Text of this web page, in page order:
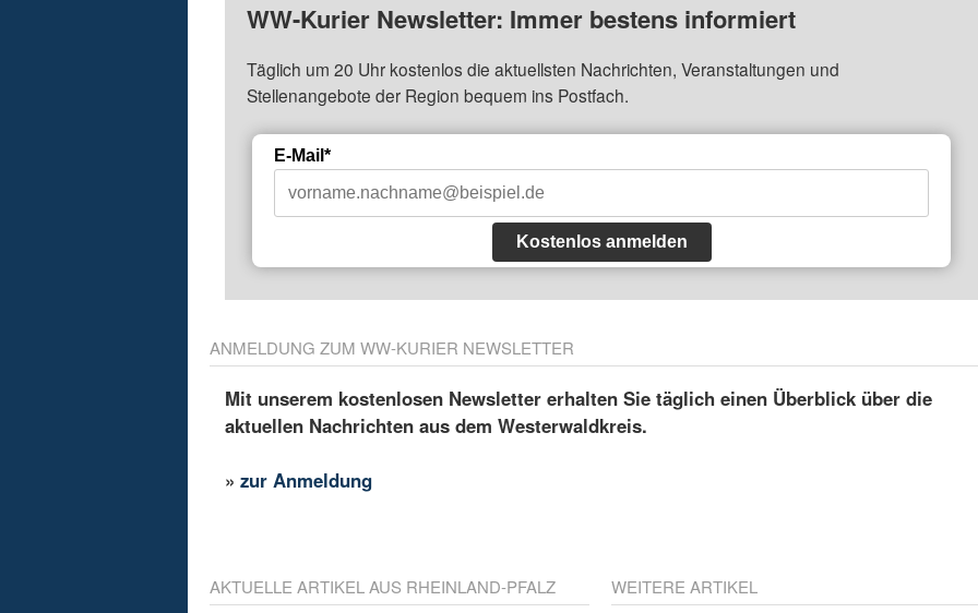
WW-Kurier Newsletter: Immer bestens informiert
Täglich um 20 Uhr kostenlos die aktuellsten Nachrichten, Veranstaltungen und
Stellenangebote der Region bequem ins Postfach.
E-Mail*
Kostenlos anmelden
ANMELDUNG ZUM WW-KURIER NEWSLETTER
Mit unserem kostenlosen Newsletter erhalten Sie täglich einen Überblick über die
aktuellen Nachrichten aus dem Westerwaldkreis.
»zur Anmeldung
AKTUELLE ARTIKEL AUS RHEINLAND-PFALZ WEITERE ARTIKEL